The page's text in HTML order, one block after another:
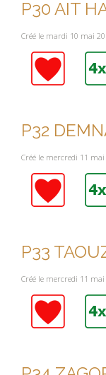
P30 AIT
Créé le mardi 10 mai
P32
Créé le mercredi 11
P33
Créé le mercredi 11